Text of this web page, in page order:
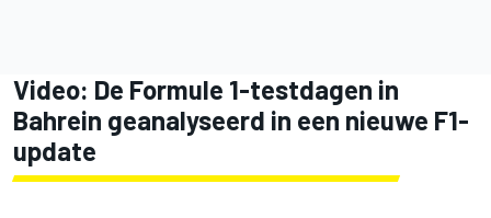
Video: De Formule 1-testdagen in
Bahrein geanalyseerd in een nieuwe F1-
update